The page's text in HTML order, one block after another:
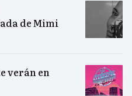
de Mimi
verán en